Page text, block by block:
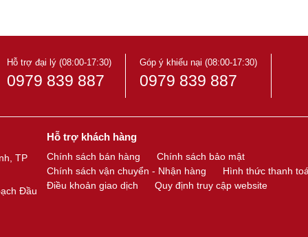
Hỗ trợ đại lý (08:00-17:30)
0979 839 887
Góp ý khiếu nại (08:00-17:30)
0979 839 887
TP
Đầu
Hỗ trợ khách hàng
Chính sách bán hàng
Chính sách bảo mật
Chính sách vận chuyển - Nhận hàng
Hình thức thanh
Điều khoản giao dịch
Quy định truy cập website